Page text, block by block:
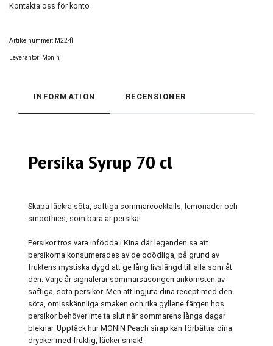
Kontakta oss för konto
Artikelnummer: M22-fl
Leverantör: Monin
INFORMATION RECENSIONER
Persika Syrup 70 cl
Skapa läckra söta, saftiga sommarcocktails, lemonader och
smoothies, som bara är persika!
Persikor tros vara infödda i Kina där legenden sa att
persikorna konsumerades av de odödliga, på grund av
fruktens mystiska dygd att ge lång livslängd till alla som åt
den. Varje år signalerar sommarsäsongen ankomsten av
saftiga, söta persikor. Men att ingjuta dina recept med den
söta, omisskännliga smaken och rika gyllene färgen hos
persikor behöver inte ta slut när sommarens långa dagar
bleknar. Upptäck hur MONIN Peach sirap kan förbättra dina
drycker med fruktig, läcker smak!